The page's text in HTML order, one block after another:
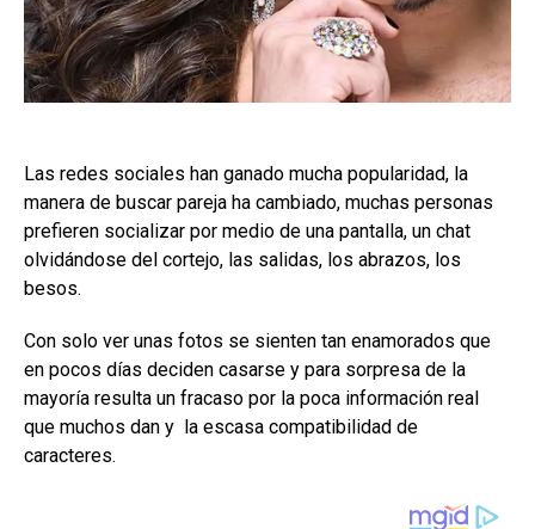
Las redes sociales han ganado mucha popularidad, la
manera de buscar pareja ha cambiado, muchas personas
prefieren socializar por medio de una pantalla, un chat
olvidándose del cortejo, las salidas, los abrazos, los
besos.
Con solo ver unas fotos se sienten tan enamorados que
en pocos días deciden casarse y para sorpresa de la
mayoría resulta un fracaso por la poca información real
que muchos dan y la escasa compatibilidad de
caracteres.